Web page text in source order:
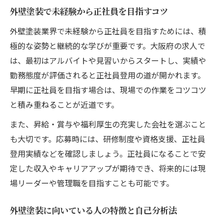
外壁塗装で未経験から正社員を目指すコツ
外壁塗装業界で未経験から正社員を目指すためには、積
極的な姿勢と継続的な学びが重要です。大阪府の求人で
は、最初はアルバイトや見習いからスタートし、実績や
勤務態度が評価されると正社員登用の道が開かれます。
早期に正社員を目指す場合は、現場での作業をコツコツ
と積み重ねることが近道です。
また、昇給・賞与や福利厚生の充実した会社を選ぶこと
も大切です。応募時には、研修制度や資格支援、正社員
登用実績などを確認しましょう。正社員になることで安
定した収入やキャリアアップが期待でき、将来的には現
場リーダーや管理職を目指すことも可能です。
外壁塗装に向いている人の特徴と自己分析法